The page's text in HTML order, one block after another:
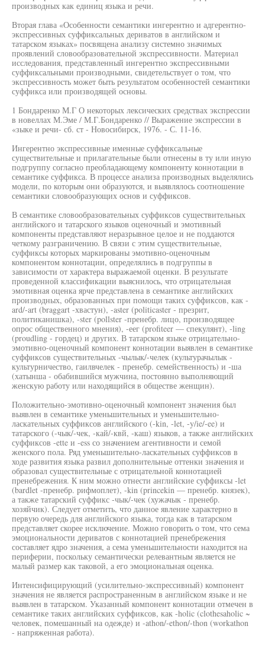
производных как единиц языка и речи.
Вторая глава «Особенности семантики ингерентно и адгерентно-
экспрессивных суффиксальных дериватов в английском и
татарском языках» посвящена анализу системно значимых
проявлений словообразовательной экспрессивности. Материал
исследования, представленный ингерентно экспрессивными
суффиксальными производными, свидетельствует о том, что
экспрессивность может быть результатом особенностей семантики
суффикса или производящей основы.
1 Бондаренко М.Г О некоторых лексических средствах экспрессии
в новеллах М.Эме / М.Г.Бондаренко // Выражение экспрессии в
«зыке и речи- сб. ст - Новосибирск, 1976. - С. 11-16.
Ингерентно экспрессивные именные суффиксальные
существительные и прилагательные были отнесены в ту или иную
подгруппу согласно преобладающему компоненту коннотации в
семантике суффикса. В процессе анализа производных выделялись
модели, по которым они образуются, и выявлялось соотношение
семантики словообразующих основ и суффиксов.
В семантике словообразовательных суффиксов существительных
английского и татарского языков оценочный и эмотивный
компоненты представляют неразрывное целое и не поддаются
четкому разграничению. В связи с этим существительные,
суффиксы которых маркированы эмотивно-оценочным
компонентом коннотации, определялись в подгруппы в
зависимости от характера выражаемой оценки. В результате
проведенной классификации выяснилось, что отрицательная
эмотивная оценка ярче представлена в семантике английских
производных, образованных при помощи таких суффиксов, как -
ard/-art (braggart -хвастун), -aster (politicaster - презрит,
политиканишка), -ster (pollster -пренебр. лицо, производящее
опрос общественного мнения), -еег (profiteer — спекулянт), -ling
(proudling - гордец) и других. В татарском языке отрицательно-
эмотивно-оценочный компонент коннотации выявлен в семантике
суффиксов существительных -чылык/-челек (культурачылык -
культурничество, гаилвчелек - пренебр. семейственность) и -ша
(хатынша - обабившийся мужчина, постоянно выполняющий
женскую работу или находящийся в обществе женщин).
Положительно-эмотивно-оценочный компонент значения был
выявлен в семантике уменьшительных и уменьшительно-
ласкательных суффиксов английского (-kin, -let, -y/ie/-ee) и
татарского (-чык/-чек, -кай/-квй, -каш) языков, а также английских
суффиксов -ette и -ess со значением агентивности и семой
женского пола. Ряд уменьшительно-ласкательных суффиксов в
ходе развития языка развил дополнительные оттенки значения и
образовал существительные с отрицательной коннотацией
пренебрежения. К ним можно отнести английские суффиксы -let
(bardlet -пренебр. рифмоплет), -kin (princekin — пренебр. князек),
а также татарский суффикс -чык/-чек (хужачык - пренебр.
хозяйчик). Следует отметить, что данное явление характерно в
первую очередь для английского языка, тогда как в татарском
представляет скорее исключение. Можно говорить о том, что сема
эмоциональности дериватов с коннотацией пренебрежения
составляет ядро значения, а сема уменьшительности находится на
периферии, поскольку семантически релевантным является не
малый размер как таковой, а его эмоциональная оценка.
Интенсифицирующий (усилительно-экспрессивный) компонент
значения не является распространенным в английском языке и не
выявлен в татарском. Указанный компонент коннотации отмечен в
семантике таких английских суффиксов, как -holic (clothesaholic ~
человек, помешанный на одежде) и -athon/-ethon/-thon (workathon
- напряженная работа).